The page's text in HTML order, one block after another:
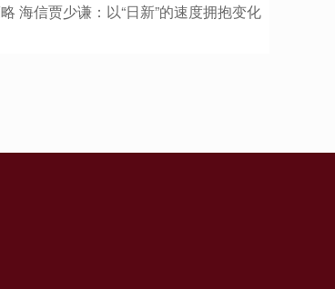
海信贾少谦：以“日新”的速度拥抱变化